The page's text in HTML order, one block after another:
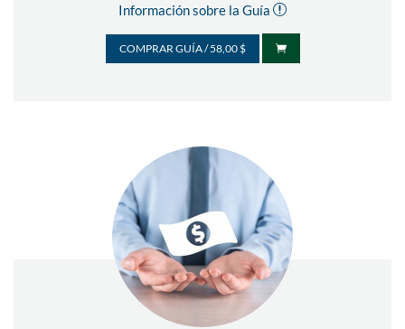
Información sobre la Guía r
COMPRAR GUÍA / 58,00 $ 